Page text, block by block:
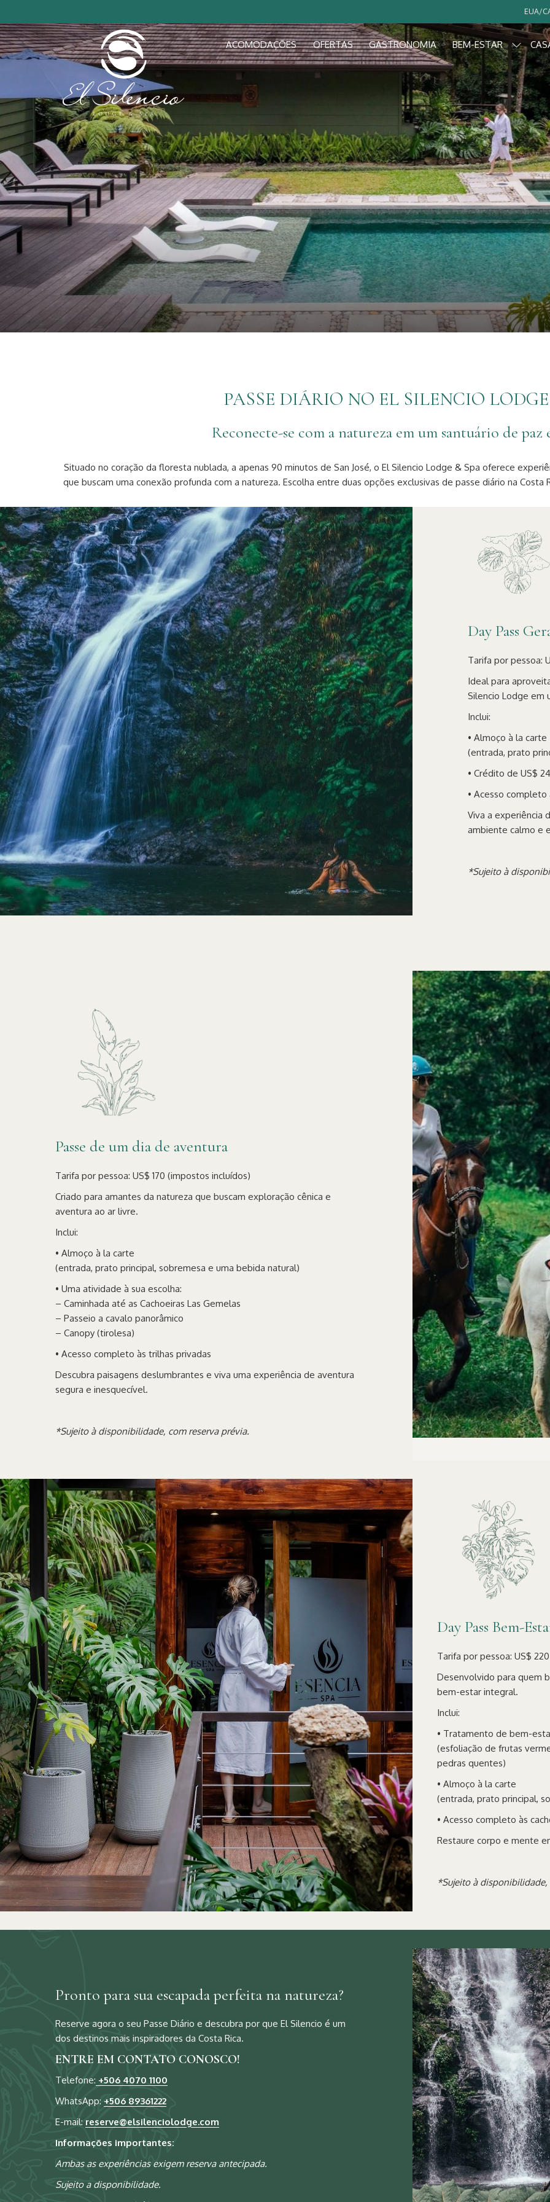
EUA/
ACOMODAÇÕES OFERTAS GASTRONOMIA BEM-ESTAR
PASSE DIÁRIO NO EL SILENCIO
Reconecte-se com a natureza em um santuário de paz
Situado no coração da floresta nublada, a apenas 90 minutos de San José, o El Silencio Lodge & Spa oferece
que buscam uma conexão profunda com a natureza. Escolha entre duas opções exclusivas de passe diário na
Day Pass
Tarifa por pessoa:
Ideal para
Silencio Lodge em
Inclui:
• Almoço à la carte
(entrada, prato
• Crédito de US$
• Acesso completo
Viva a experiência
ambiente calmo e
*Sujeito à
Passe de um dia de aventura
Tarifa por pessoa: US$ 170 (impostos incluídos)
Criado para amantes da natureza que buscam exploração cênica e
aventura ao ar livre.
Inclui:
• Almoço à la carte
(entrada, prato principal, sobremesa e uma bebida natural)
• Uma atividade à sua escolha:
– Caminhada até as Cachoeiras Las Gemelas
– Passeio a cavalo panorâmico
– Canopy (tirolesa)
• Acesso completo às trilhas privadas
Descubra paisagens deslumbrantes e viva uma experiência de aventura
segura e inesquecível.
*Sujeito à disponibilidade, com reserva prévia.
Day Pass Bem-
Tarifa por pessoa: US$
Desenvolvido para quem
bem-estar integral.
Inclui:
• Tratamento de bem-
(esfoliação de frutas
pedras quentes)
• Almoço à la carte
(entrada, prato principal,
• Acesso completo às
Restaure corpo e mente
*Sujeito à disponibilidade,
Pronto para sua escapada perfeita na natureza?
Reserve agora o seu Passe Diário e descubra por que El Silencio é um
dos destinos mais inspiradores da Costa Rica.
ENTRE EM CONTATO CONOSCO!
Telefone: +506 4070 1100
WhatsApp: +506 89361222
E-mail: reserve@elsilenciolodge.com
Informações importantes:
Ambas as experiências exigem reserva antecipada.
Sujeito a disponibilidade.